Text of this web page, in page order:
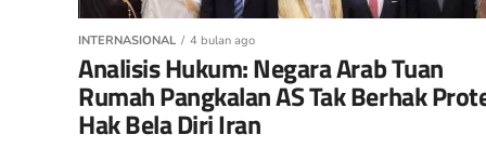
INTERNASIONAL 4 bulan ago
Analisis Hukum: Negara Arab Tuan
Rumah Pangkalan AS Tak Berhak
Hak Bela Diri Iran